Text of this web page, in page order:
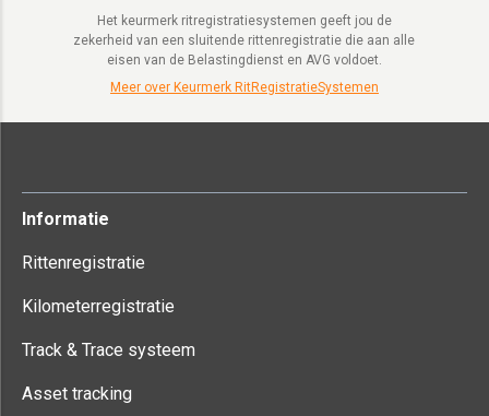
Het keurmerk ritregistratiesystemen geeft jou de
zekerheid van een sluitende rittenregistratie die aan alle
eisen van de Belastingdienst en AVG voldoet.
Meer over Keurmerk RitRegistratieSystemen
Informatie
Rittenregistratie
Kilometerregistratie
Track & Trace systeem
Asset tracking